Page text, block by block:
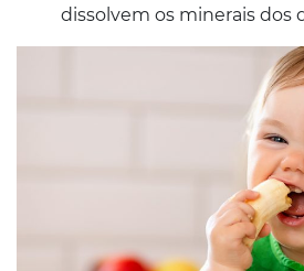
dissolvem os minerais dos